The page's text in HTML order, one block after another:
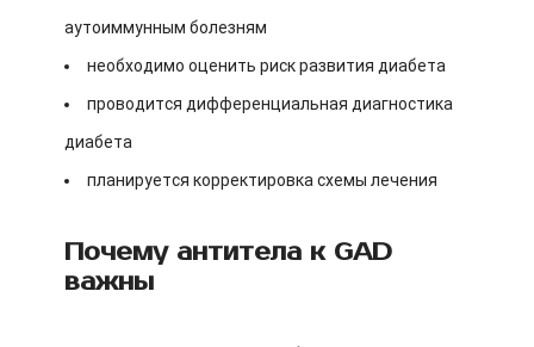
аутоиммунным болезням
необходимо оценить риск развития диабета
проводится дифференциальная диагностика
диабета
планируется корректировка схемы лечения
Почему антитела к GAD
важны